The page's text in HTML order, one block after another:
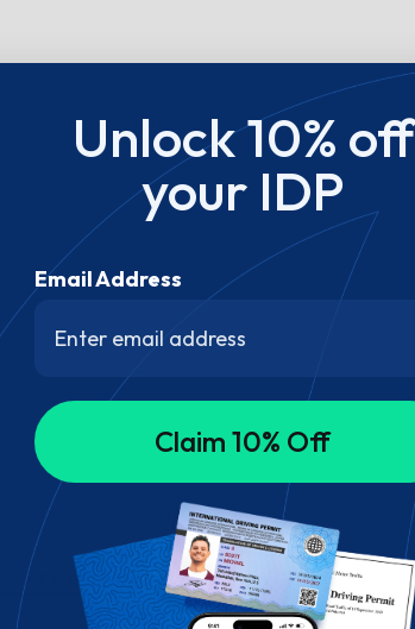
トでお問い合わせください。
Unlock 10% off
your IDP
Email Address
Claim 10% Off